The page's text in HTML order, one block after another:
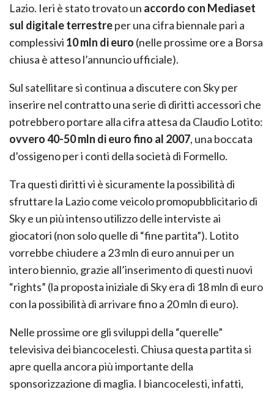
Lazio. Ieri è stato trovato un accordo con Mediaset
sul digitale terrestreper una cifra biennale pari a
complessivi 10 mln di euro (nelle prossime ore a Borsa
chiusa è atteso l’annuncio ufficiale).
Sul satellitare si continua a discutere con Sky per
inserire nel contratto una serie di diritti accessori che
potrebbero portare alla cifra attesa da Claudio Lotito:
ovvero 40-50 mln di euro fino al 2007, una boccata
d’ossigeno per i conti della società di Formello.
Tra questi diritti vi è sicuramente la possibilità di
sfruttare la Lazio come veicolo promopubblicitario di
Sky e un più intenso utilizzo delle interviste ai
giocatori (non solo quelle di “fine partita”). Lotito
vorrebbe chiudere a 23 mln di euro annui per un
intero biennio, grazie all’inserimento di questi nuovi
“rights” (la proposta iniziale di Sky era di 18 mln di euro
con la possibilità di arrivare fino a 20 mln di euro).
Nelle prossime ore gli sviluppi della “querelle”
televisiva dei biancocelesti. Chiusa questa partita si
apre quella ancora più importante della
sponsorizzazione di maglia. I biancocelesti, infatti,